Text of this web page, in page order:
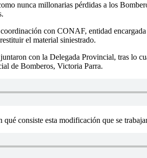
nunca millonarias pérdidas a los
con CONAF, entidad
el material siniestrado.
con la Delegada Provincial, tras lo
de Bomberos, Victoria Parra.
consiste esta modificación que se